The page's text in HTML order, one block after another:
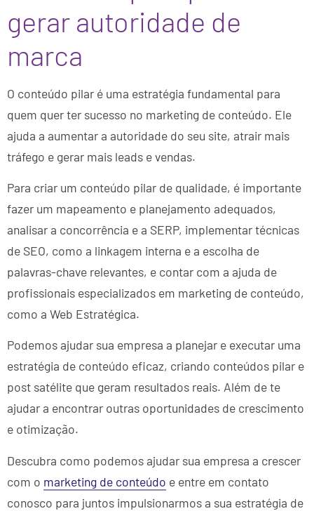
gerar autoridade de
marca
O conteúdo pilar é uma estratégia fundamental para
quem quer ter sucesso no marketing de conteúdo. Ele
ajuda a aumentar a autoridade do seu site, atrair mais
tráfego e gerar mais leads e vendas.
Para criar um conteúdo pilar de qualidade, é importante
fazer um mapeamento e planejamento adequados,
analisar a concorrência e a SERP, implementar técnicas
de SEO, como a linkagem interna e a escolha de
palavras-chave relevantes, e contar com a ajuda de
profissionais especializados em marketing de conteúdo,
como a Web Estratégica.
Podemos ajudar sua empresa a planejar e executar uma
estratégia de conteúdo eficaz, criando conteúdos pilar e
post satélite que geram resultados reais. Além de te
ajudar a encontrar outras oportunidades de crescimento
e otimização.
Descubra como podemos ajudar sua empresa a crescer
com o marketing de conteúdo e entre em contato
conosco para juntos impulsionarmos a sua estratégia de